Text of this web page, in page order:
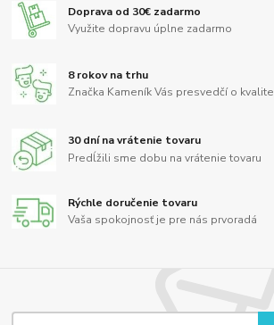
Doprava od 30€ zadarmo
Využite dopravu úplne zadarmo
8 rokov na trhu
Značka Kameník Vás presvedčí o kvalite
30 dní na vrátenie tovaru
Predĺžili sme dobu na vrátenie tovaru
Rýchle doručenie tovaru
Vaša spokojnosť je pre nás prvoradá